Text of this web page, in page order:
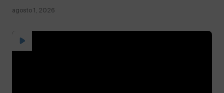
agosto 1, 2026